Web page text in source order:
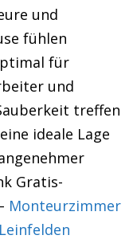
und
fühlen
für
und
treffen
ideale Lage
Gratis-
Monteurzimmer